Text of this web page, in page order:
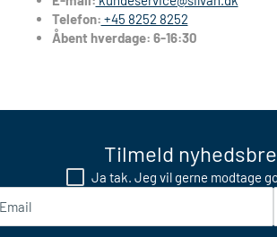
Telefon: +45 8252 8252
Åbent hverdage: 6-16:30
Tilmeld
Ja tak. Jeg vil gerne modtage